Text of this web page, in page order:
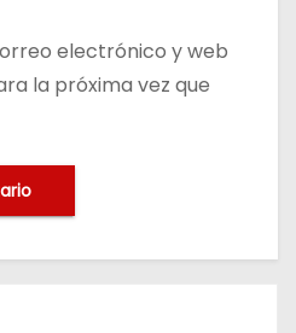
electrónico y web
la próxima vez que